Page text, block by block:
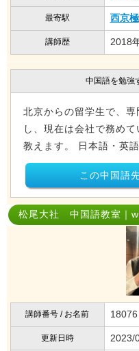
最寄駅 西京極
講師歴 2018
中国語を勉強
北京からの留学生で、
し、現在は会社で務め
教えます。 日本語・英語
この中国語
松尾大社 中国語教室｜
講師番号 / お名前
更新日時 2023/